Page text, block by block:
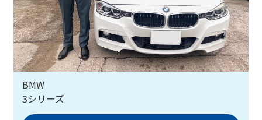
BMW
3シリーズ